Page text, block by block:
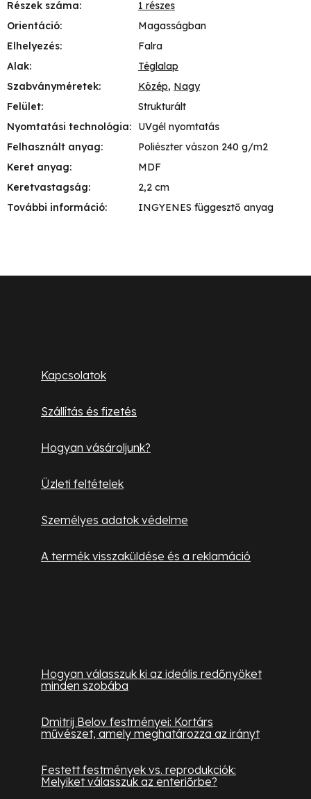
Részek száma:
1 részes
Orientáció:
Magasságban
Elhelyezés:
Falra
Alak:
Téglalap
Szabványméretek: Közép, Nagy
Felület:
Strukturált
Nyomtatási technológia:
UVgél nyomtatás
Felhasznált anyag:
Poliészter vászon 240 g/m2
Keret anyag:
MDF
Keretvastagság:
2,2 cm
További információ: INGYENES függesztő anyag
Kapcsolatok
Szállítás és fizetés
Hogyan vásároljunk?
Üzleti feltételek
Személyes adatok védelme
A termék visszaküldése és a reklamáció
Hogyan válasszuk ki az ideális redőnyöket
minden szobába
Dmitrij Belov festményei: Kortárs
művészet, amely meghatározza az irányt
Festett festmények vs. reprodukciók:
Melyiket válasszuk az enteriőrbe?